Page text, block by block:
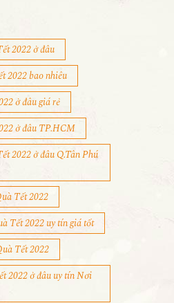
2022 ở đâu
2022 bao nhiêu
ở đâu giá rẻ
ở đâu TP.HCM
2022 ở đâu Q.Tân Phú
Tết 2022
Tết 2022 uy tín giá tốt
Tết 2022
2022 ở đâu uy tín Nơi